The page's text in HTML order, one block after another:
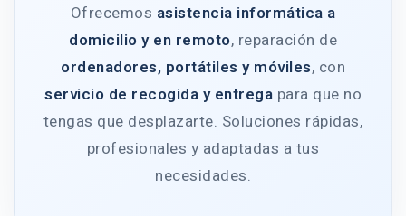
Ofrecemos asistencia informática a
domicilio y en remoto, reparación de
ordenadores, portátiles y móviles, con
servicio de recogida y entrega para que no
tengas que desplazarte. Soluciones rápidas,
profesionales y adaptadas a tus
necesidades.